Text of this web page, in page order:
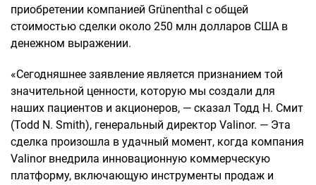
приобретении компанией Grünenthal с общей
стоимостью сделки около 250 млн долларов США в
денежном выражении.
«Сегодняшнее заявление является признанием той
значительной ценности, которую мы создали для
наших пациентов и акционеров, — сказал Тодд Н. Смит
(Todd N. Smith), генеральный директор Valinor. — Эта
сделка произошла в удачный момент, когда компания
Valinor внедрила инновационную коммерческую
платформу, включающую инструменты продаж и